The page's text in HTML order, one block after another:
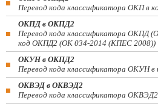
Перевод кода классификатора ОКП в
ОКПД в ОКПД2
Перевод кода классификатора ОКПД
код ОКПД2 (ОК 034-2014 (КПЕС 2008))
ОКУН в ОКПД2
Перевод кода классификатора ОКУН
ОКВЭД в ОКВЭД2
Перевод кода классификатора